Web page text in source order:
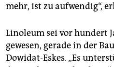
mehr, ist zu aufwendig“,
Linoleum sei vor hundert
gewesen, gerade in der
Dowidat-Eskes. „Es